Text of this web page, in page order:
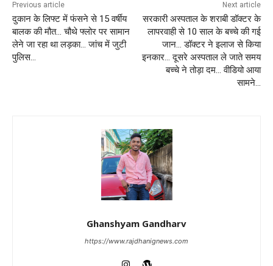
Previous article
दुकान के लिफ्ट में फंसने से 15 वर्षीय
बालक की मौत… चौथे फ्लोर पर सामान
लेने जा रहा था लड़का… जांच में जुटी
पुलिस…
Next article
सरकारी अस्पताल के शराबी डॉक्टर के
लापरवाही से 10 साल के बच्चे की गई
जान… डॉक्टर ने इलाज से किया
इनकार… दूसरे अस्पताल ले जाते समय
बच्चे ने तोड़ा दम… वीडियो आया
सामने…
Ghanshyam Gandharv
https://www.rajdhanignews.com